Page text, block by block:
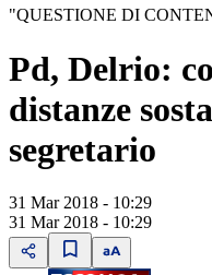
"QUESTIONE DI
Pd, Delrio:
distanze
segretario
31 Mar 2018 - 10:29
31 Mar 2018 - 10:29